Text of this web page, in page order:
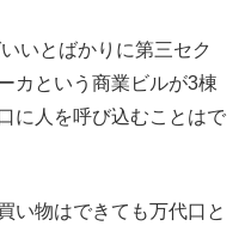
いとばかりに第三セク
カという商業ビルが3棟
に人を呼び込むことはで
い物はできても万代口と